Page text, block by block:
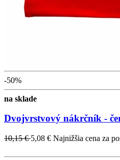
-50%
na sklade
Dvojvrstvový nákrčník -
10,15 €5,08 € Najnižšia cena za